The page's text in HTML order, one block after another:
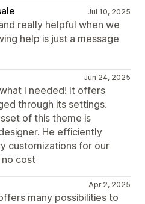
Jul 10, 2025
really helpful when we
help is just a message
Jun 24, 2025
I needed! It offers
through its settings.
of this theme is
He efficiently
customizations for our
cost
Apr 2, 2025
many possibilities to